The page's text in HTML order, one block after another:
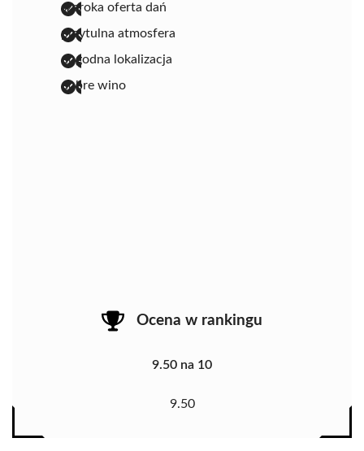
szeroka oferta dań
przytulna atmosfera
dogodna lokalizacja
dobre wino
Ocena w rankingu
9.50 na 10
9.50